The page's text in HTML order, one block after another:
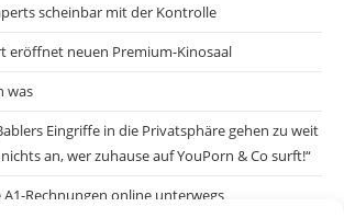
scheinbar mit der Kontrolle
eröffnet neuen Premium-Kinosaal
was
Eingriffe in die Privatsphäre gehen zu weit
an, wer zuhause auf YouPorn & Co surft!“
Rechnungen online unterwegs